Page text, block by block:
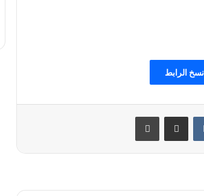
نسخ الرابط
مشاركة عبر البريد طباعة